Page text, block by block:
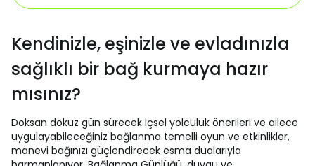
Kendinizle, eşinizle ve evladınızla
sağlıklı bir bağ kurmaya hazır
mısınız?
Doksan dokuz gün sürecek içsel yolculuk önerileri ve ailece
uygulayabileceğiniz bağlanma temelli oyun ve etkinlikler,
manevi bağınızı güçlendirecek esma dualarıyla